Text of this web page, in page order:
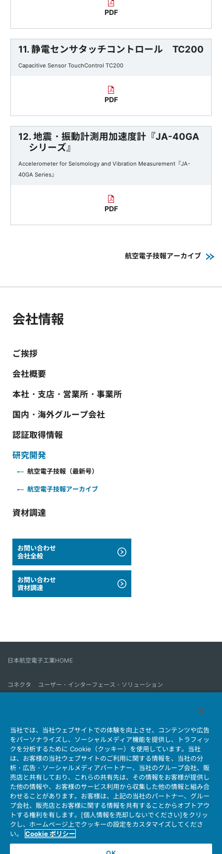
PDF
11. 静電センサタッチコントロール TC200
Capacitive Sensor TouchControl TC200
PDF
12. 地震・振動計測用加速度計『JA-40GA
シリーズ』
Accelerometer for Seismology and Vibration Measurement『JA-
40GA Series』
PDF
航空電子技報アーカイブ
会社情報
ご挨拶
会社概要
本社・支店・営業所・事業所
国内・海外グループ会社
認証取得情報
研究開発
航空電子技報（最新号）
航空電子技報アーカイブ
資材調達
お問い合わせ
会社全般
お問い合わせ
資材調達
日本航空電子工業HOME
コネクタ
ユーザー・インターフェース・ソリューション
会社情報 サステナビリティ IR情報 採用情報
会社情報新着一覧
製品情報新着一覧
サイトマップ お問い合わせ
個人情報保護ポリシー
JAE Cookie Policy
ウェブアクセシビリティ方針
マイナンバー情報保護ポリシー
当社ウェブサイトのご利用について
ソーシャルメディア公式アカウント運用ポリシー
当社では、当社ウェブサイトでの体験を向上させ、コンテンツや広告
をパーソナライズし、ソーシャルメディア機能を提供し、トラフィッ
クを分析するために Cookie（クッキー）を使用しています。当社
は、お客様の当社ウェブサイトのご利用に関する情報を、当社の分
析・広告・ソーシャルメディアパートナー、当社のグループ会社、販
売店と共有しており、これらの共有先は、その情報をお客様が提供し
た他の情報や、お客様のサービス利用から収集した他の情報と組み合
わせることがあります。お客様は、上記の当社のパートナー、グルー
プ会社、販売店とお客様に関する情報を共有することからオプトアウ
トする権利を有します。[個人情報を売却しないでください]をクリッ
クし、ホームページ上でクッキーの設定をカスタマイズしてくださ
い。
Cookie ポリシー